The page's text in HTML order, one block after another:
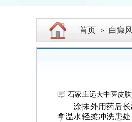
首页 > 白癜
石家庄远大中医皮
涂抹外用药后
拿温水轻柔冲洗患